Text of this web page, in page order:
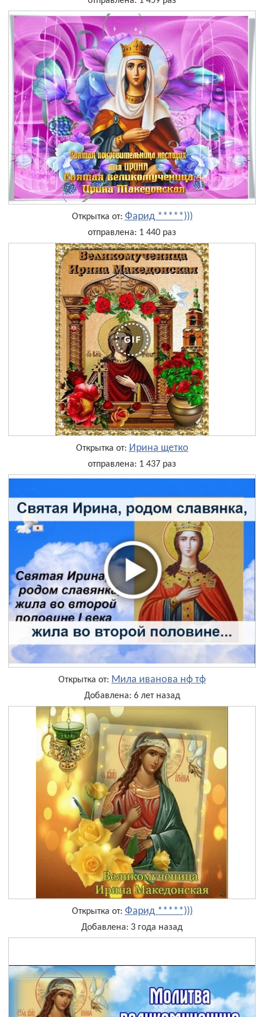
Открытка от: Фарид *****)))
отправлена: 1 440 раз
Открытка от: Ирина щетко
отправлена: 1 437 раз
Открытка от: Мила иванова нф тф
Добавлена: 6 лет назад
Открытка от: Фарид *****)))
Добавлена: 3 года назад